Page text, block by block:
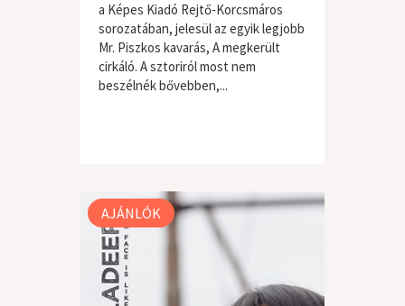
a Képes Kiadó Rejtő-Korcsmáros
sorozatában, jelesül az egyik legjobb
Mr. Piszkos kavarás, A megkerült
cirkáló. A sztoriról most nem
beszélnék bővebben,...
AJÁNLÓK